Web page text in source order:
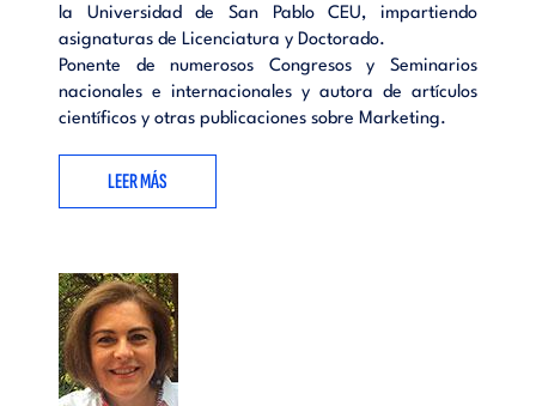
la Universidad de San Pablo CEU, impartiendo
asignaturas de Licenciatura y Doctorado.
Ponente de numerosos Congresos y Seminarios
nacionales e internacionales y autora de artículos
científicos y otras publicaciones sobre Marketing.
LEER MÁS